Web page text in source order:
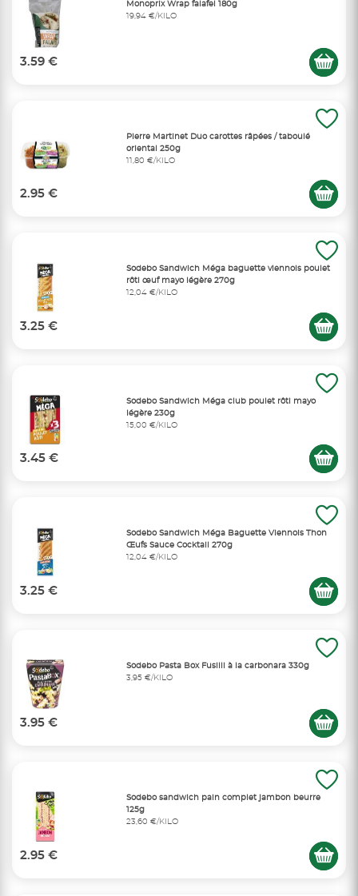
Monoprix Wrap falafel 180g
19,94 €/KILO
3.59 €
Pierre Martinet Duo carottes râpées / taboulé
oriental 250g
11,80 €/KILO
2.95 €
Sodebo Sandwich Méga baguette viennois poulet
rôti œuf mayo légère 270g
12,04 €/KILO
3.25 €
Sodebo Sandwich Méga club poulet rôti mayo
légère 230g
15,00 €/KILO
3.45 €
Sodebo Sandwich Méga Baguette Viennois Thon
Œufs Sauce Cocktail 270g
12,04 €/KILO
3.25 €
Sodebo Pasta Box Fusilli à la carbonara 330g
3,95 €/KILO
3.95 €
Sodebo sandwich pain complet jambon beurre
125g
23,60 €/KILO
2.95 €